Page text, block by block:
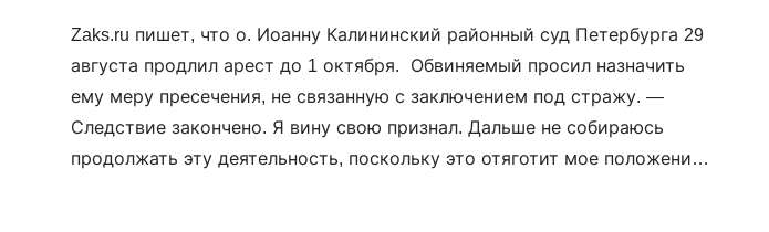
Zaks.ru пишет, что о. Иоанну Калининский районный суд Петербурга 29
августа продлил арест до 1 октября. Обвиняемый просил назначить
ему меру пресечения, не связанную с заключением под стражу. —
Следствие закончено. Я вину свою признал. Дальше не собираюсь
продолжать эту деятельность, поскольку это отяготит мое положение,